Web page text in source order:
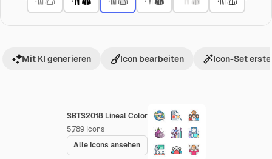
SBTS2018 Lineal Color
5,789 Icons
Alle Icons ansehen
Mit KI generieren Icon bearbeiten Icon-Set